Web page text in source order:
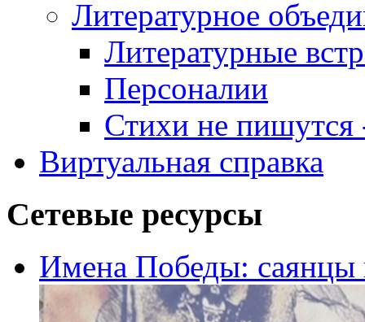
Литературное
Литературные
Персоналии
Стихи не пишутся
Виртуальная справка
Сетевые ресурсы
Имена Победы: саянцы